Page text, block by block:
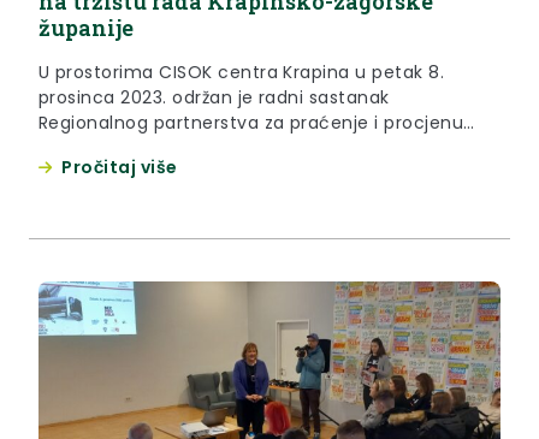
županije
U prostorima CISOK centra Krapina u petak 8.
prosinca 2023. održan je radni sastanak
Regionalnog partnerstva za praćenje i procjenu
rada Krapinsko-zagorske županije. Na sastanku su
Pročitaj više